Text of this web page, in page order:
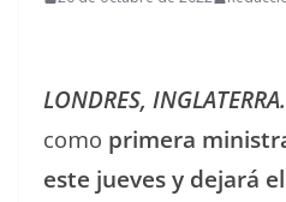
LONDRES, INGLATERRA.
como primera
este jueves y dejará